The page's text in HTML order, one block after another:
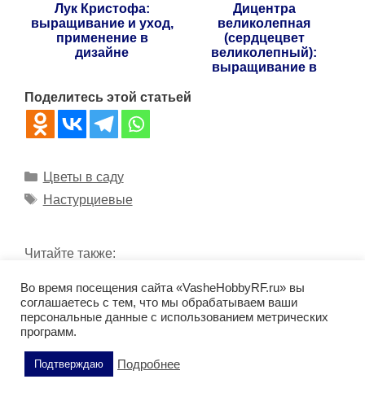
Лук Кристофа:
выращивание и уход,
применение в
дизайне
Дицентра
великолепная
(сердцецвет
великолепный):
выращивание в
Поделитесь этой статьей
Рубрики
Цветы в саду
Метки
Настурциевые
Читайте также:
Мангольд: польза для здоровья и опасные
свойства
Сергиево-Елисаветинский храм
Во время посещения сайта «VasheHobbyRF.ru» вы
соглашаетесь с тем, что мы обрабатываем ваши
персональные данные с использованием метрических
программ.
Подтверждаю Подробнее